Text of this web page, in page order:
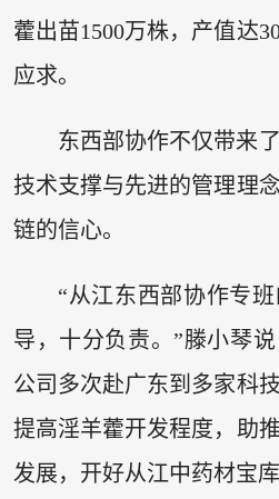
藿出苗1500万株，产值达
应求。
东西部协作不仅带来
技术支撑与先进的管理理
链的信心。
“从江东西部协作专
导，十分负责。”滕小琴说
公司多次赴广东到多家科
提高淫羊藿开发程度，助
发展，开好从江中药材宝库